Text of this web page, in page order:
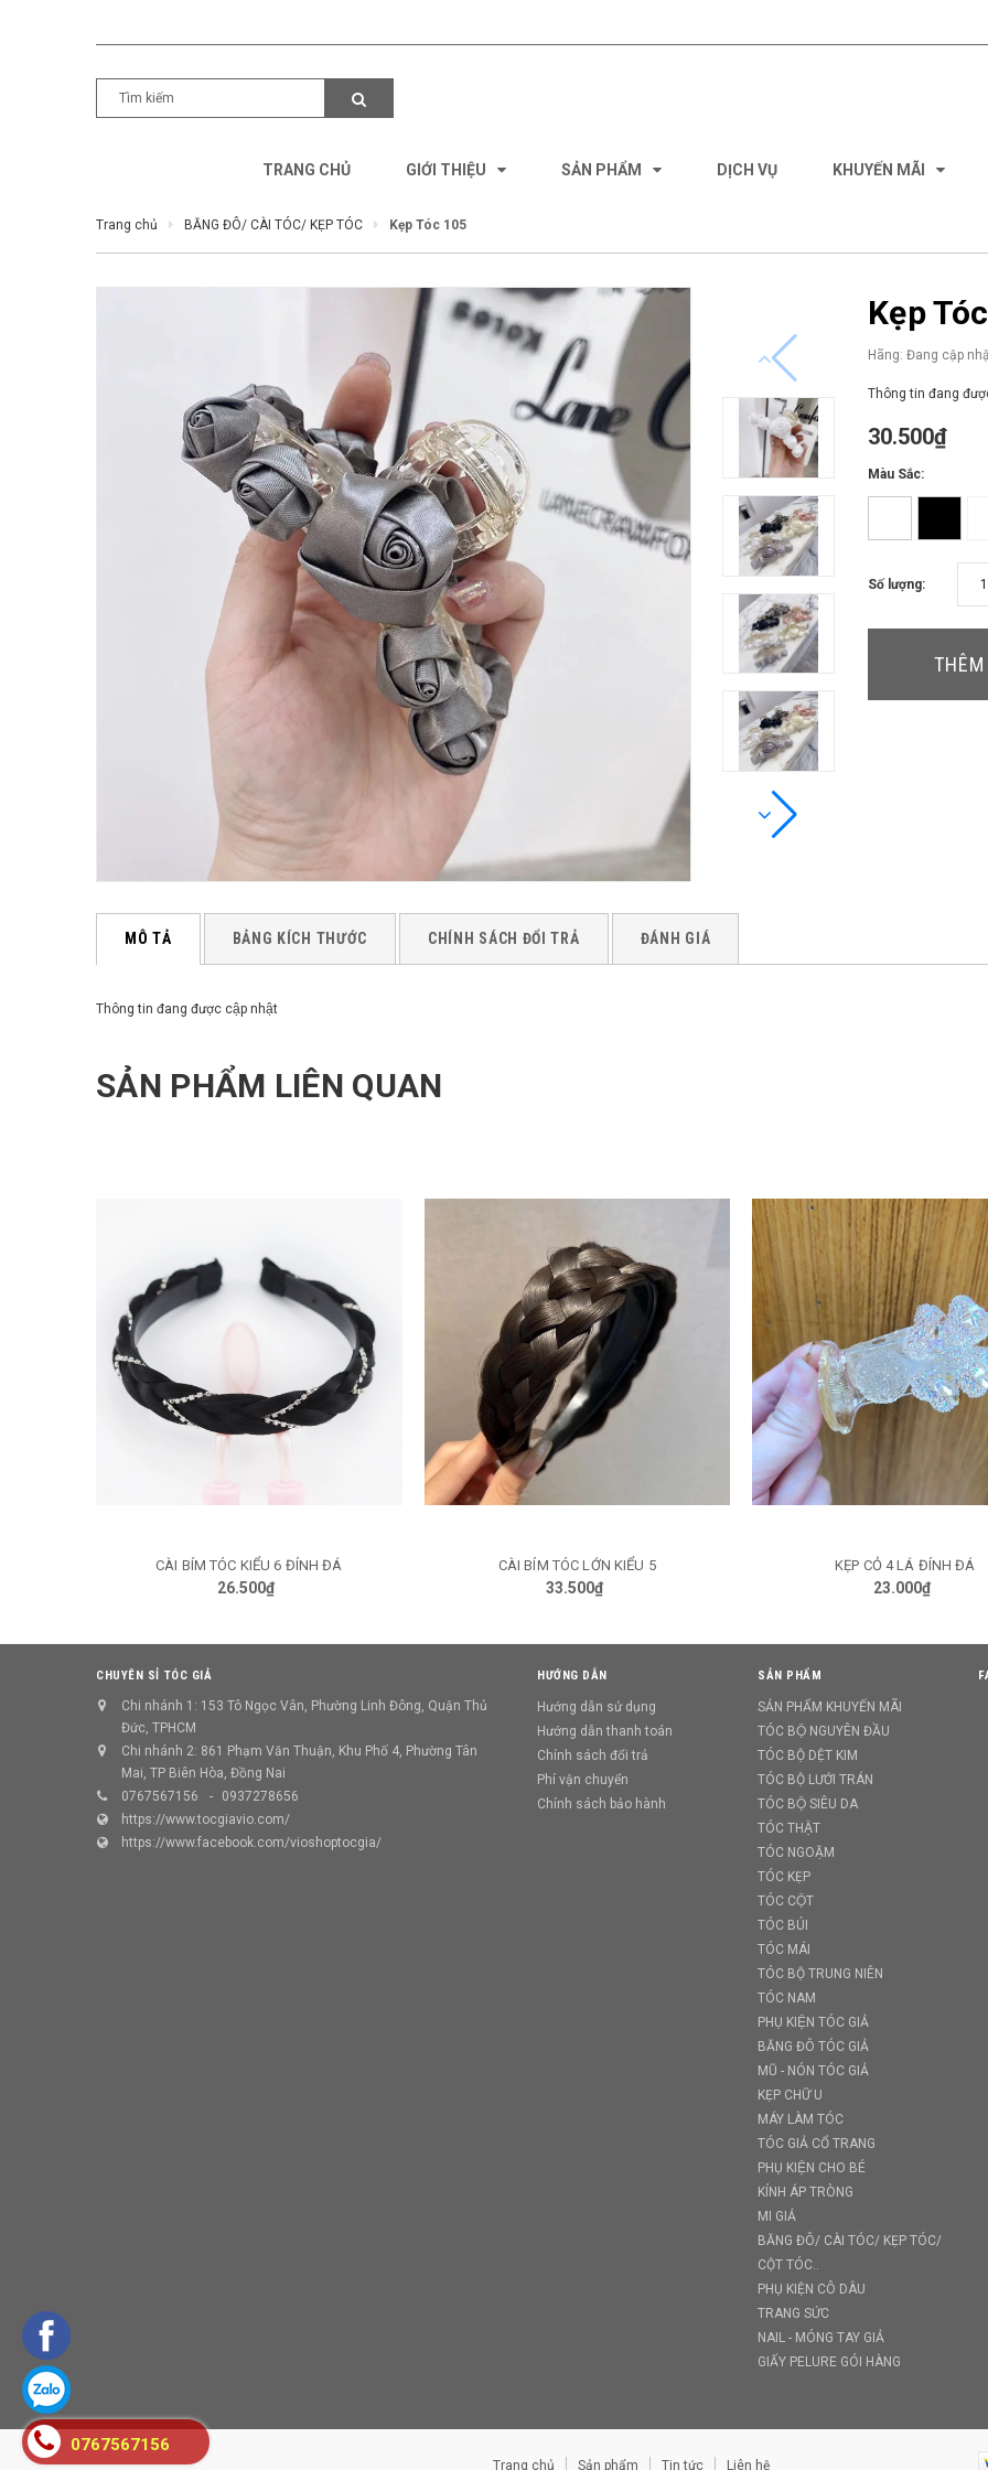
TRANG CHỦ GIỚI THIỆU SẢN PHẨM DỊCH VỤ KHUYẾN MÃI
Trang chủ BĂNG ĐÔ/ CÀI TÓC/ KẸP TÓC Kẹp Tóc 105
Kẹp
Hãng: Đang cập
Thông tin đang
30.500₫
Màu Sắc:
Số lượng:
THÊM
MÔ TẢ BẢNG KÍCH THƯỚC CHÍNH SÁCH ĐỔI TRẢ ĐÁNH GIÁ
Thông tin đang được cập nhật
SẢN PHẨM LIÊN QUAN
TÙY CHỌN
CÀI BÍM TÓC KIỂU 6 ĐÍNH ĐÁ
26.500₫
TÙY CHỌN
CÀI BÍM TÓC LỚN KIỂU 5
33.500₫
TÙY CHỌN
KẸP CỎ 4 LÁ ĐÍNH ĐÁ
23.000₫
CHUYÊN SỈ TÓC GIẢ
Chi nhánh 1: 153 Tô Ngọc Vân, Phường Linh Đông, Quận Thủ
Đức, TPHCM
Chi nhánh 2: 861 Phạm Văn Thuận, Khu Phố 4, Phường Tân
Mai, TP Biên Hòa, Đồng Nai
0767567156
0937278656
https://www.tocgiavio.com/
https://www.facebook.com/vioshoptocgia/
HƯỚNG DẪN
Hướng dẫn sử dụng
Hướng dẫn thanh toán
Chính sách đổi trả
Phí vận chuyển
Chính sách bảo hành
SẢN PHẨM
SẢN PHẨM KHUYẾN MÃI
TÓC BỘ NGUYÊN ĐẦU
TÓC BỘ DỆT KIM
TÓC BỘ LƯỚI TRÁN
TÓC BỘ SIÊU DA
TÓC THẬT
TÓC NGOẶM
TÓC KẸP
TÓC CỘT
TÓC BÚI
TÓC MÁI
TÓC BỘ TRUNG NIÊN
TÓC NAM
PHỤ KIỆN TÓC GIẢ
BĂNG ĐÔ TÓC GIẢ
MŨ - NÓN TÓC GIẢ
KẸP CHỮ U
MÁY LÀM TÓC
TÓC GIẢ CỔ TRANG
PHỤ KIỆN CHO BÉ
KÍNH ÁP TRÒNG
MI GIẢ
BĂNG ĐÔ/ CÀI TÓC/ KẸP TÓC/
CỘT TÓC..
PHỤ KIỆN CÔ DÂU
TRANG SỨC
NAIL - MÓNG TAY GIẢ
GIẤY PELURE GÓI HÀNG
Trang chủ Sản phẩm Tin tức Liên hệ
0767567156